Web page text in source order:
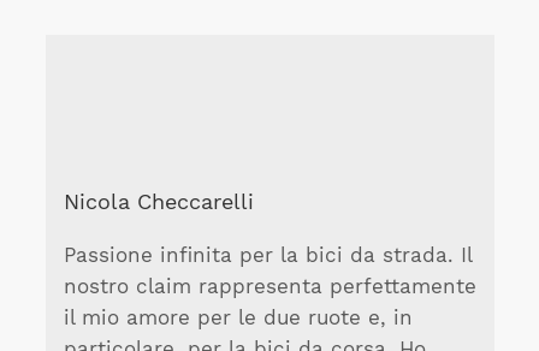
Nicola Checcarelli
Passione infinita per la bici da strada. Il
nostro claim rappresenta perfettamente
il mio amore per le due ruote e, in